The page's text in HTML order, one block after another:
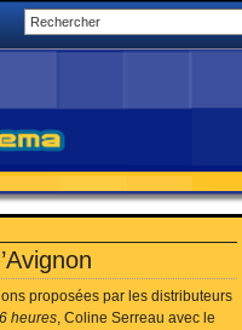
proposées par les distributeurs
heures, Coline Serreau avec le